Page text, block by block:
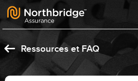
Skip to content
Ressources et FAQ